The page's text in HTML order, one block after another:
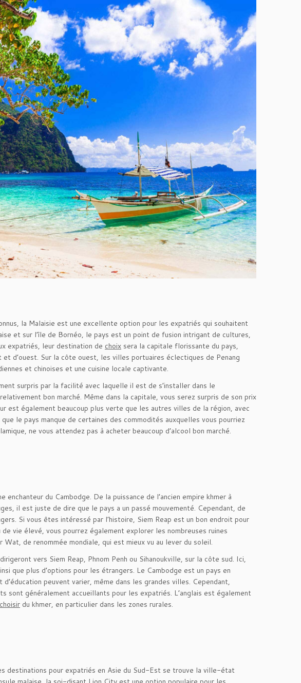
la Malaisie est une excellente option pour les expatriés qui souhaitent
et sur l’île de Bornéo, le pays est un point de fusion intrigant de cultures,
expatriés, leur destination de choix sera la capitale florissante du pays,
et d’ouest. Sur la côte ouest, les villes portuaires éclectiques de Penang
et chinoises et une cuisine locale captivante.
surpris par la facilité avec laquelle il est de s’installer dans le
bon marché. Même dans la capitale, vous serez surpris de son prix
est également beaucoup plus verte que les autres villes de la région, avec
le pays manque de certaines des commodités auxquelles vous pourriez
ne vous attendez pas à acheter beaucoup d’alcool bon marché.
du Cambodge. De la puissance de l’ancien empire khmer à
il est juste de dire que le pays a un passé mouvementé. Cependant, de
Si vous êtes intéressé par l’histoire, Siem Reap est un bon endroit pour
vie élevé, vous pourrez également explorer les nombreuses ruines
Wat, de renommée mondiale, qui est mieux vu au lever du soleil.
vers Siem Reap, Phnom Penh ou Sihanoukville, sur la côte sud. Ici,
que plus d’options pour les étrangers. Le Cambodge est un pays en
peuvent varier, même dans les grandes villes. Cependant,
sont généralement accueillants pour les expatriés. L’anglais est également
choisir du khmer, en particulier dans les zones rurales.
destinations pour expatriés en Asie du Sud-Est se trouve la ville-état